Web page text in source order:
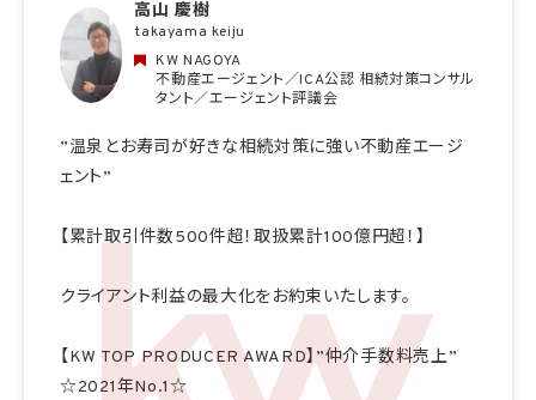
高山 慶樹
takayama keiju
KW NAGOYA
不動産エージェント／ICA公認 相続対策コンサル
タント／エージェント評議会
”温泉とお寿司が好きな相続対策に強い不動産エージ
ェント”
【累計取引件数500件超！取扱累計100億円超！】
クライアント利益の最大化をお約束いたします。
【KW TOP PRODUCER AWARD】”仲介手数料売上”
☆2021年No.1☆